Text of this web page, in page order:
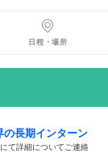
日程・場所
の長期インターン
て詳細についてご連絡